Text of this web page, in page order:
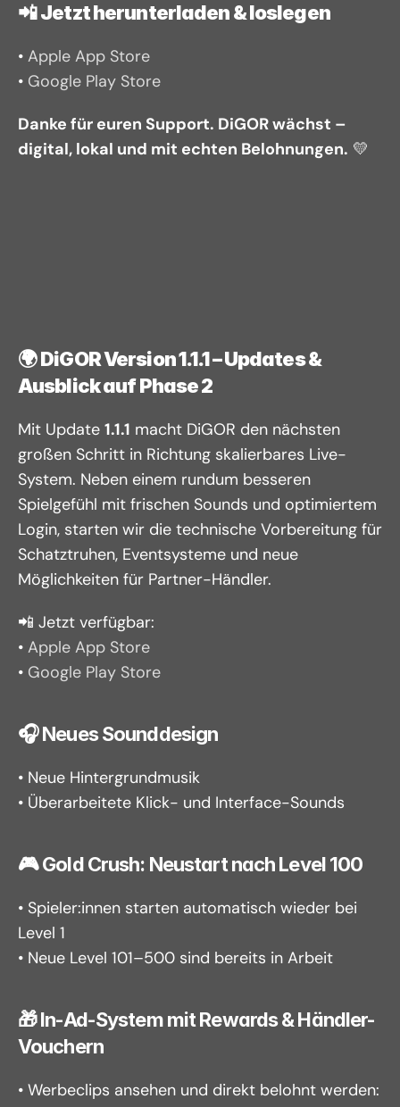
📲 Jetzt herunterladen & loslegen
• Apple App Store
• Google Play Store
Danke für euren Support. DiGOR wächst –
digital, lokal und mit echten Belohnungen. 💛
🌍 DiGOR Version 1.1.1 – Updates &
Ausblick auf Phase 2
Mit Update 1.1.1 macht DiGOR den nächsten
großen Schritt in Richtung skalierbares Live-
System. Neben einem rundum besseren
Spielgefühl mit frischen Sounds und optimiertem
Login, starten wir die technische Vorbereitung für
Schatztruhen, Eventsysteme und neue
Möglichkeiten für Partner-Händler.
📲 Jetzt verfügbar:
• Apple App Store
• Google Play Store
🎧 Neues Sounddesign
• Neue Hintergrundmusik
• Überarbeitete Klick- und Interface-Sounds
🎮 Gold Crush: Neustart nach Level 100
• Spieler:innen starten automatisch wieder bei
Level 1
• Neue Level 101–500 sind bereits in Arbeit
🎁 In-Ad-System mit Rewards & Händler-
Vouchern
• Werbeclips ansehen und direkt belohnt werden: